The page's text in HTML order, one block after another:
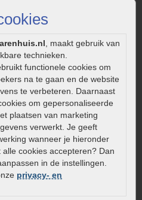
, maakt gebruik van
technieken.
functionele cookies om
na te gaan en de website
te verbeteren. Daarnaast
om gepersonaliseerde
plaatsen van marketing
verwerkt. Je geeft
wanneer je hieronder
cookies accepteren? Dan
in de instellingen.
privacy- en